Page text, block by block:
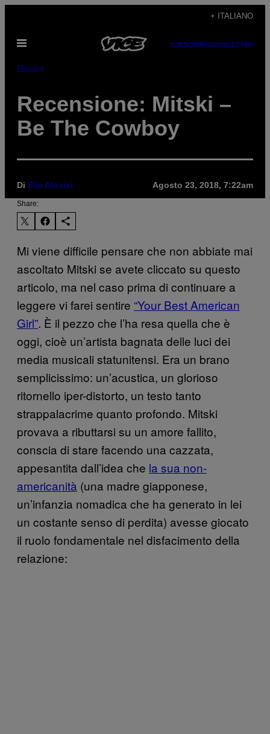
contenuto
+ ITALIANO
Apri
SUBSCRIBENEWSLETTER
Música
Recensione: Mitski –
Be The Cowboy
Di Elia Alovisi Agosto 23, 2018, 7:22am
Share:
Mi viene difficile pensare che non abbiate mai
ascoltato Mitski se avete cliccato su questo
articolo, ma nel caso prima di continuare a
leggere vi farei sentire “Your Best American
Girl”. È il pezzo che l’ha resa quella che è
oggi, cioè un’artista bagnata delle luci dei
media musicali statunitensi. Era un brano
semplicissimo: un’acustica, un glorioso
ritornello iper-distorto, un testo tanto
strappalacrime quanto profondo. Mitski
provava a ributtarsi su un amore fallito,
conscia di stare facendo una cazzata,
appesantita dall’idea che la sua non-
americanità (una madre giapponese,
un’infanzia nomadica che ha generato in lei
un costante senso di perdita) avesse giocato
il ruolo fondamentale nel disfacimento della
relazione: